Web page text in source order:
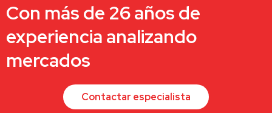
Con más de 26 años de
experiencia analizando
mercados
Contactar especialista